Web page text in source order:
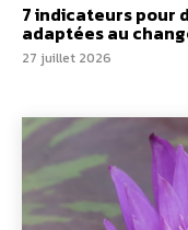
7 indicateurs pour
adaptées au
27 juillet 2026